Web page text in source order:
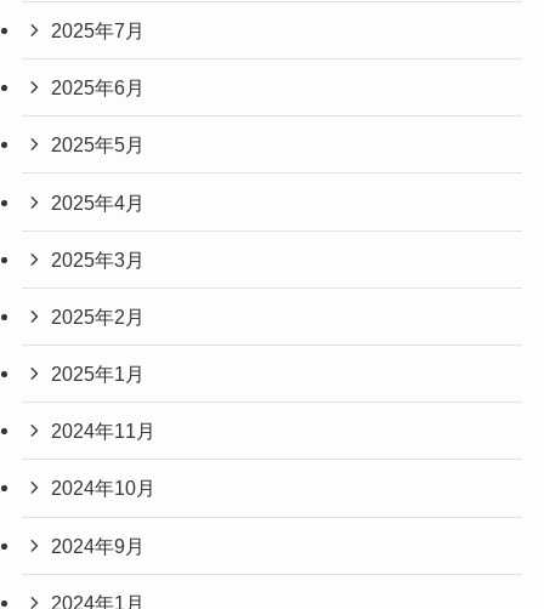
2025年7月
2025年6月
2025年5月
2025年4月
2025年3月
2025年2月
2025年1月
2024年11月
2024年10月
2024年9月
2024年1月